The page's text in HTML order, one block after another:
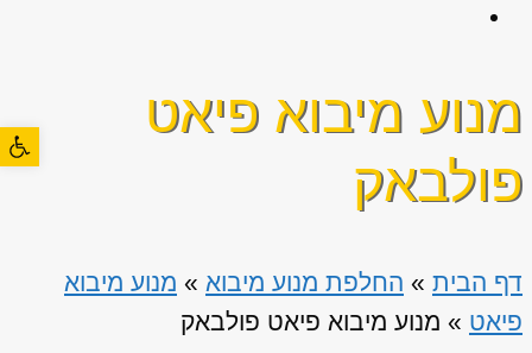
מנוע מיבוא פיאט
פולבאק
דף הבית » החלפת מנוע מיבוא » מנוע מיבוא
פיאט » מנוע מיבוא פיאט פולבאק
פתח